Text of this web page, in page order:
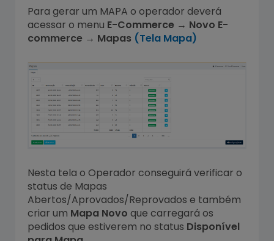
Para gerar um MAPA o operador deverá
acessar o menu E-Commerce → Novo E-
commerce → Mapas (Tela Mapa)
Nesta tela o Operador conseguirá verificar o
status de Mapas
Abertos/Aprovados/Reprovados e também
criar um Mapa Novo que carregará os
pedidos que estiverem no status Disponível